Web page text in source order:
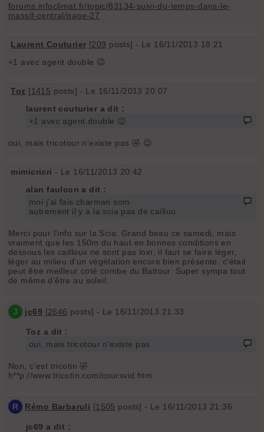
forums.infoclimat.fr/topic/83134-suivi-du-temps-dans-le-
massif-central/page-27
Laurent Couturier [209 posts] - Le 16/11/2013 18:21
+1 avec agent double 😉
Toz [1415 posts] - Le 16/11/2013 20:07
laurent couturier a dit :
+1 avec agent double 😉
oui, mais tricotour n'existe pas 🤣 😉
mimicricri - Le 16/11/2013 20:42
alan faulcon a dit :
moi j'ai fais charman som
autrement il y a la scia pas de caillou
Merci pour l'info sur la Scia: Grand beau ce samedi, mais
vraiment que les 150m du haut en bonnes conditions en
dessous les cailloux ne sont pas loin, il faut se faire léger,
léger au milieu d'un végétation encore bien présente. c'était
peut être meilleur coté combe du Battour. Super sympa tout
de même d'être au soleil.
J jc69 [2646 posts] - Le 16/11/2013 21:33
Toz a dit :
oui, mais tricotour n'existe pas
Non, c'est tricotin 🤣
h**p://www.tricotin.com/coursvid.htm
R Rémo Barbaruli [1505 posts] - Le 16/11/2013 21:36
jc69 a dit :